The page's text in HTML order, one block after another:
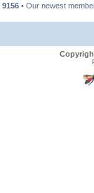
9156 • Our newest